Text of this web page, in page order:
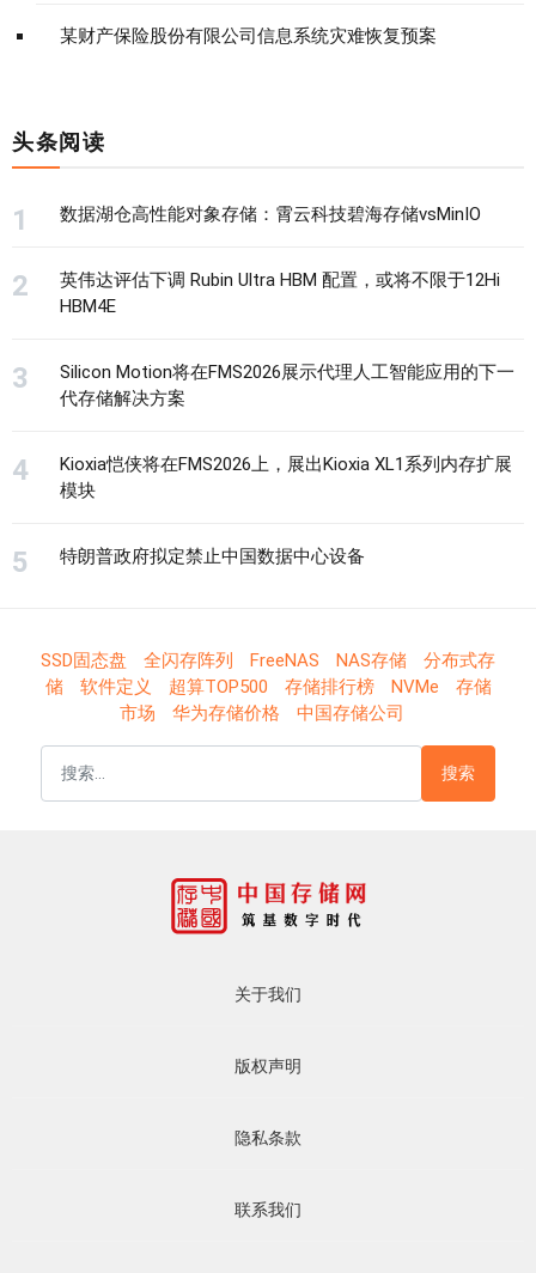
某财产保险股份有限公司信息系统灾难恢复预案
头条阅读
数据湖仓高性能对象存储：霄云科技碧海存储vsMinIO
英伟达评估下调 Rubin Ultra HBM 配置，或将不限于12Hi
HBM4E
Silicon Motion将在FMS2026展示代理人工智能应用的下一
代存储解决方案
Kioxia恺侠将在FMS2026上，展出Kioxia XL1系列内存扩展
模块
特朗普政府拟定禁止中国数据中心设备
SSD固态盘 全闪存阵列 FreeNAS NAS存储
分布式存
储
软件定义 超算TOP500 存储排行榜 NVMe
存储
市场
华为存储价格 中国存储公司
搜索
关于我们
版权声明
隐私条款
联系我们